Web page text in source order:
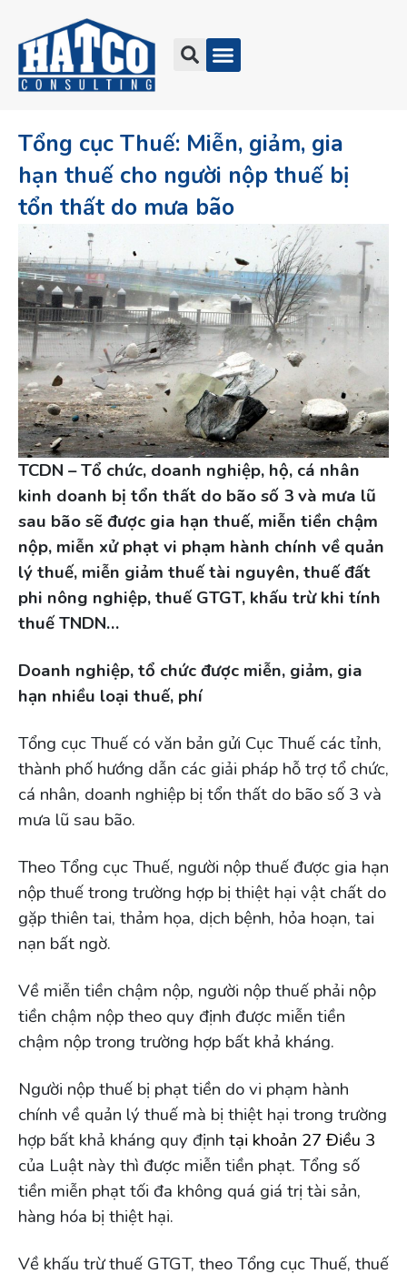
Tổng cục Thuế: Miễn, giảm, gia
hạn thuế cho người nộp thuế bị
tổn thất do mưa bão
TCDN – Tổ chức, doanh nghiệp, hộ, cá nhân
kinh doanh bị tổn thất do bão số 3 và mưa lũ
sau bão sẽ được gia hạn thuế, miễn tiền chậm
nộp, miễn xử phạt vi phạm hành chính về quản
lý thuế, miễn giảm thuế tài nguyên, thuế đất
phi nông nghiệp, thuế GTGT, khấu trừ khi tính
thuế TNDN…
Doanh nghiệp, tổ chức được miễn, giảm, gia
hạn nhiều loại thuế, phí
Tổng cục Thuế có văn bản gửi Cục Thuế các tỉnh,
thành phố hướng dẫn các giải pháp hỗ trợ tổ chức,
cá nhân, doanh nghiệp bị tổn thất do bão số 3 và
mưa lũ sau bão.
Theo Tổng cục Thuế, người nộp thuế được gia hạn
nộp thuế trong trường hợp bị thiệt hại vật chất do
gặp thiên tai, thảm họa, dịch bệnh, hỏa hoạn, tai
nạn bất ngờ.
Về miễn tiền chậm nộp, người nộp thuế phải nộp
tiền chậm nộp theo quy định được miễn tiền
chậm nộp trong trường hợp bất khả kháng.
Người nộp thuế bị phạt tiền do vi phạm hành
chính về quản lý thuế mà bị thiệt hại trong trường
hợp bất khả kháng quy định tại khoản 27 Điều 3
của Luật này thì được miễn tiền phạt. Tổng số
tiền miễn phạt tối đa không quá giá trị tài sản,
hàng hóa bị thiệt hại.
Về khấu trừ thuế GTGT, theo Tổng cục Thuế, thuế